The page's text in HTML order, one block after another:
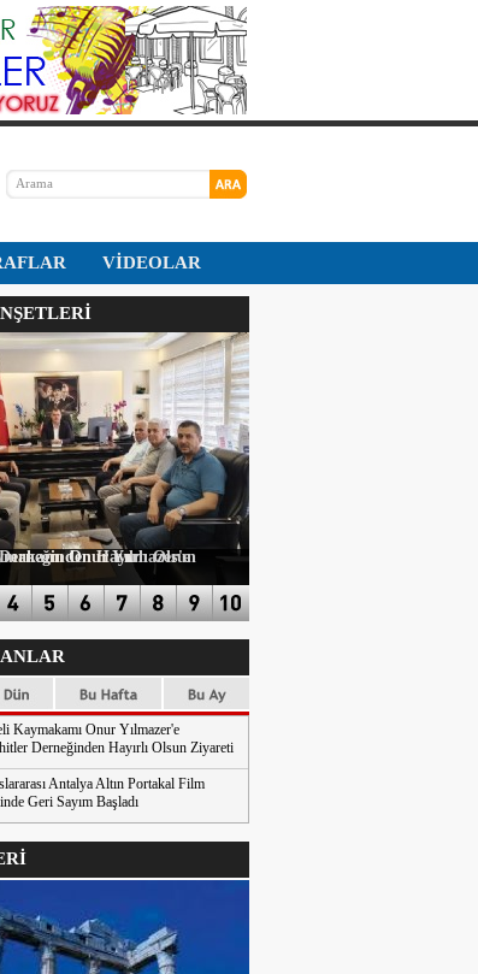
VİDEOLAR
Kaymakamı Onur Yılmazer'e
Derneğinden Hayırlı Olsun Ziyareti
Antalya Altın Portakal Film
Geri Sayım Başladı